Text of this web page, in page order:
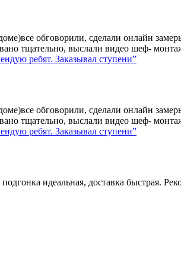
обговорили, сделали онлайн
тщательно, выслали видео шеф-
ребят. Заказывал ступени”
обговорили, сделали онлайн
тщательно, выслали видео шеф-
ребят. Заказывал ступени”
идеальная, доставка быстрая.